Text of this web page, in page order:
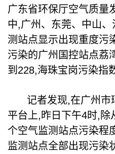
广东省环保厅空气质量
中,广州、东莞、中山
测站点显示出现重度污
污染的广州国控站点荔
到228,海珠宝岗污染指
记者发现,在广州市
平台上,昨日下午4时,除
个空气监测站点污染程
监测站点全部出现污染